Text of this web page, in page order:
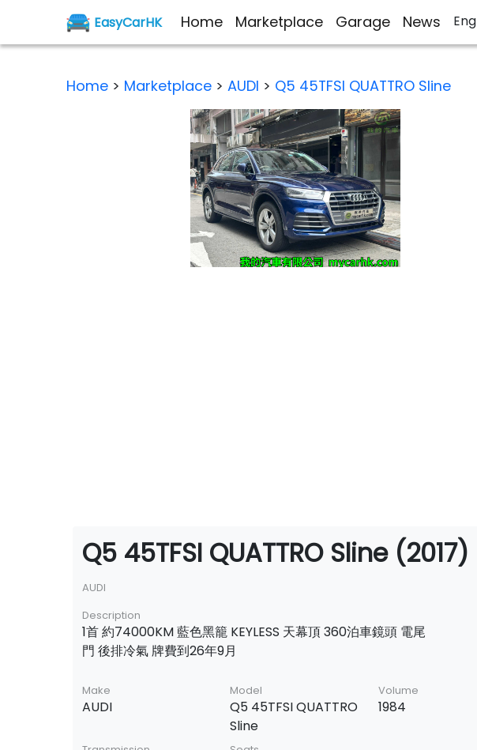
EasyCarHK Home Marketplace Garage News Eng
Home > Marketplace > AUDI > Q5 45TFSI QUATTRO Sline
Q5 45TFSI QUATTRO Sline (2017)
AUDI
Description
1首 約74000KM 藍色黑籠 KEYLESS 天幕頂 360泊車鏡頭 電尾
門 後排冷氣 牌費到26年9月
Make
AUDI
Model
Q5 45TFSI QUATTRO
Sline
Volume
1984